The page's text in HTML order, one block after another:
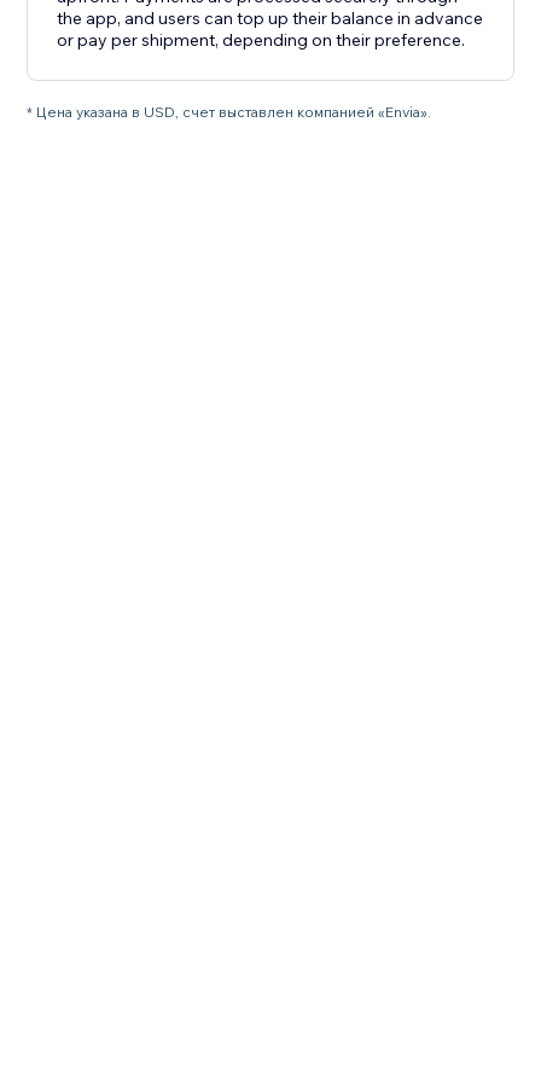
the app, and users can top up their balance in advance
or pay per shipment, depending on their preference.
* Цена указана в USD, счет выставлен компанией «Envia».